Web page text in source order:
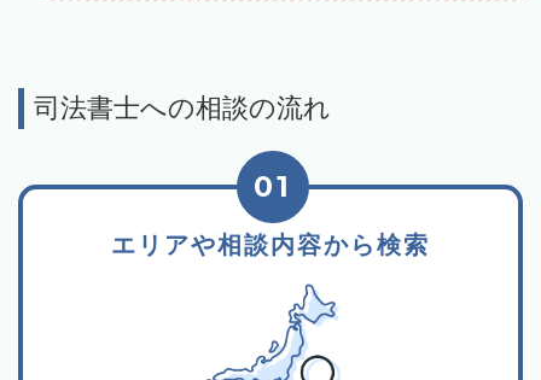
司法書士への相談の流れ
エリアや相談内容から検索
01